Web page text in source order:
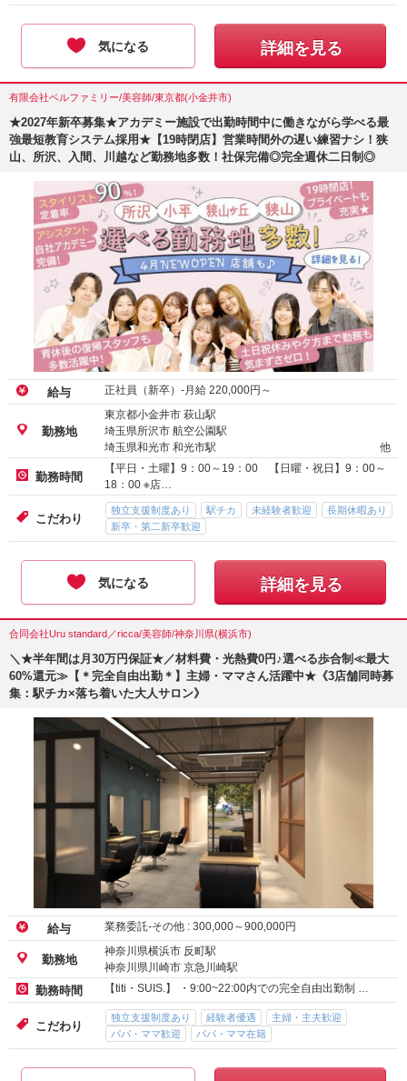
気になる 詳細を見る
有限会社ベルファミリー/美容師/東京都(小金井市)
★2027年新卒募集★アカデミー施設で出勤時間中に働きながら学べる最
強最短教育システム採用★【19時閉店】営業時間外の遅い練習ナシ！狭
山、所沢、入間、川越など勤務地多数！社保完備◎完全週休二日制◎
給与 正社員（新卒）-月給 220,000円～
勤務地
東京都小金井市 萩山駅
埼玉県所沢市 航空公園駅
埼玉県和光市 和光市駅
他
勤務時間
【平日・土曜】9：00～19：00 【日曜・祝日】9：00～
18：00 ※店…
こだわり
独立支援制度あり 駅チカ 未経験者歓迎
長期休暇あり
新卒・第二新卒歓迎
気になる 詳細を見る
合同会社Uru standard／ricca/美容師/神奈川県(横浜市)
＼★半年間は月30万円保証★／材料費・光熱費0円♪選べる歩合制≪最大
60%還元≫【＊完全自由出勤＊】主婦・ママさん活躍中★《3店舗同時募
集：駅チカ×落ち着いた大人サロン》
給与 業務委託-その他 : 300,000～900,000円
勤務地
神奈川県横浜市 反町駅
神奈川県川崎市 京急川崎駅
勤務時間 【titi・SUIS.】 ・9:00~22:00内での完全自由出勤制 …
こだわり
独立支援制度あり 経験者優遇
主婦・主夫歓迎
パパ・ママ歓迎
パパ・ママ在籍